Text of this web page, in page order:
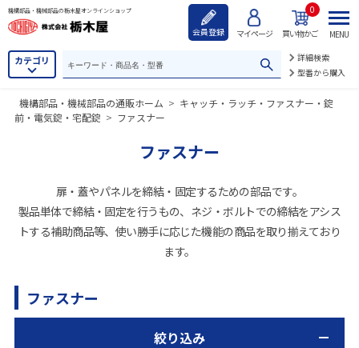
機構部品・機械部品の栃木屋オンラインショップ
会員登録 マイページ 買い物かご
0
カテゴリ
詳細検索
型番から購入
MENU
機構部品・機械部品の通販ホーム > キャッチ・ラッチ・ファスナー・錠
前・電気錠・宅配錠 > ファスナー
ファスナー
扉・蓋やパネルを締結・固定するための部品です。
製品単体で締結・固定を行うもの、ネジ・ボルトでの締結をアシス
トする補助商品等、使い勝手に応じた機能の商品を取り揃えており
ます。
ファスナー
絞り込み